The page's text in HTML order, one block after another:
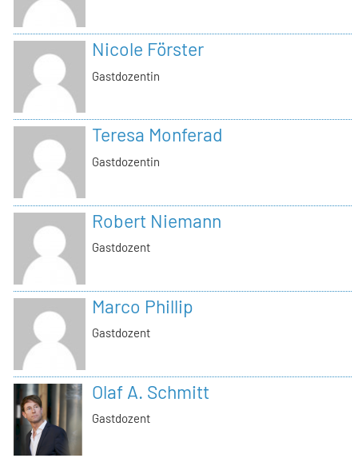
Nicole Förster
Gastdozentin
Teresa Monferad
Gastdozentin
Robert Niemann
Gastdozent
Marco Phillip
Gastdozent
Olaf A. Schmitt
Gastdozent